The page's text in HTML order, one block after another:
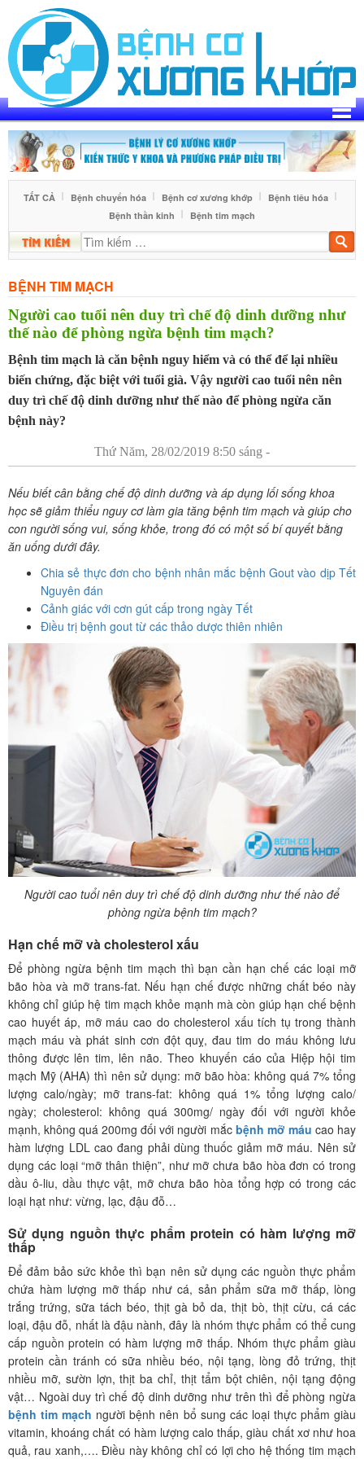
content
TẤT CẢ Bệnh chuyển hóa Bệnh cơ xương khớp
Bệnh tiêu hóa
Bệnh thần kinh
Bệnh tim mạch
Tìm
BỆNH TIM MẠCH
Người cao tuổi nên duy trì chế độ dinh dưỡng như
thế nào để phòng ngừa bệnh tim mạch?
Bệnh tim mạch là căn bệnh nguy hiểm và có thể để lại nhiều
biến chứng, đặc biệt với tuổi già. Vậy người cao tuổi nên nên
duy trì chế độ dinh dưỡng như thế nào để phòng ngừa căn
bệnh này?
Thứ Năm, 28/02/2019 8:50 sáng -
Nếu biết cân bằng chế độ dinh dưỡng và áp dụng lối sống khoa
học sẽ giảm thiểu nguy cơ làm gia tăng bệnh tim mạch và giúp cho
con người sống vui, sống khỏe, trong đó có một số bí quyết bằng
ăn uống dưới đây.
Chia sẻ thực đơn cho bệnh nhân mắc bệnh Gout vào dịp Tết
Nguyên đán
Cảnh giác với cơn gút cấp trong ngày Tết
Điều trị bệnh gout từ các thảo dược thiên nhiên
Người cao tuổi nên duy trì chế độ dinh dưỡng như thế nào để
phòng ngừa bệnh tim mạch?
Hạn chế mỡ và cholesterol xấu
Để phòng ngừa bệnh tim mạch thì bạn cần hạn chế các loại mỡ
bão hòa và mỡ trans-fat. Nếu hạn chế được những chất béo này
không chỉ giúp hệ tim mạch khỏe mạnh mà còn giúp hạn chế bệnh
cao huyết áp, mỡ máu cao do cholesterol xấu tích tụ trong thành
mạch máu và phát sinh cơn đột quỵ, đau tim do máu không lưu
thông được lên tim, lên não. Theo khuyến cáo của Hiệp hội tim
mạch Mỹ (AHA) thì nên sử dụng: mỡ bão hòa: không quá 7% tổng
lượng calo/ngày; mỡ trans-fat: không quá 1% tổng lượng calo/
ngày; cholesterol: không quá 300mg/ ngày đối với người khỏe
mạnh, không quá 200mg đối với người mắc bệnh mỡ máu cao hay
hàm lượng LDL cao đang phải dùng thuốc giảm mỡ máu. Nên sử
dụng các loại “mỡ thân thiện”, như mỡ chưa bão hòa đơn có trong
dầu ô-liu, dầu thực vật, mỡ chưa bão hòa tổng hợp có trong các
loại hạt như: vừng, lạc, đậu đỗ…
Sử dụng nguồn thực phẩm protein có hàm lượng mỡ
thấp
Để đảm bảo sức khỏe thì bạn nên sử dụng các nguồn thực phẩm
chứa hàm lượng mỡ thấp như cá, sản phẩm sữa mỡ thấp, lòng
trắng trứng, sữa tách béo, thịt gà bỏ da, thịt bò, thịt cừu, cá các
loại, đậu đỗ, nhất là đậu nành, đây là nhóm thực phẩm có thể cung
cấp nguồn protein có hàm lượng mỡ thấp. Nhóm thực phẩm giàu
protein cần tránh có sữa nhiều béo, nội tạng, lòng đỏ trứng, thịt
nhiều mỡ, sườn lợn, thịt ba chỉ, thịt tẩm bột chiên, nội tạng động
vật… Ngoài duy trì chế độ dinh dưỡng như trên thì để phòng ngừa
bệnh tim mạch người bệnh nên bổ sung các loại thực phẩm giàu
vitamin, khoáng chất có hàm lượng calo thấp, giàu chất xơ như hoa
quả, rau xanh,…. Điều này không chỉ có lợi cho hệ thống tim mạch